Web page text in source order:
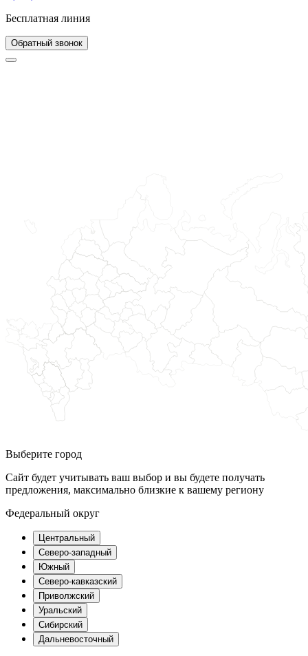
Бесплатная линия
Обратный звонок
Выберите город
Сайт будет учитывать ваш выбор и вы будете получать
предложения, максимально близкие к вашему региону
Федеральный округ
Центральный
Северо-западный
Южный
Северо-кавказский
Приволжский
Уральский
Сибирский
Дальневосточный